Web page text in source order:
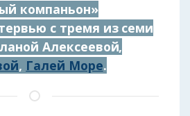
компаньон»
с тремя из семи
Алексеевой,
, Галей Море.